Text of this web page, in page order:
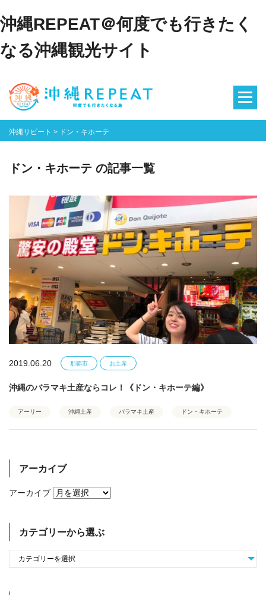
沖縄REPEAT＠何度でも行きたく
なる沖縄観光サイト
沖縄リピート > ドン・キホーテ
ドン・キホーテ の記事一覧
2019.06.20 那覇市 お土産
沖縄のバラマキ土産ならコレ！《ドン・キホーテ編》
アーリー 沖縄土産 バラマキ土産 ドン・キホーテ
アーカイブ
アーカイブ
カテゴリーから選ぶ